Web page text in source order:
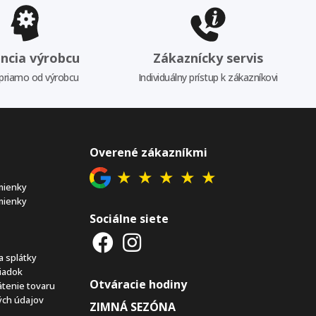
výrobcu
od výrobcu
Zákaznícky servis
Individuálny prístup k zákazníkovi
splátky
tovaru
údajov
Overené zákazníkmi
★ ★ ★ ★ ★
Sociálne siete
Otváracie hodiny
ZIMNÁ SEZÓNA